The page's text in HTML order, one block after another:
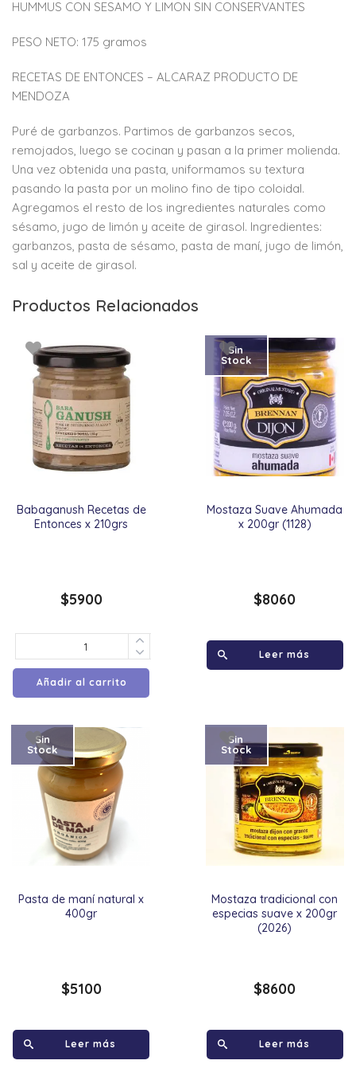
HUMMUS CON SESAMO Y LIMON SIN CONSERVANTES
PESO NETO: 175 gramos
RECETAS DE ENTONCES – ALCARAZ PRODUCTO DE
MENDOZA
Puré de garbanzos. Partimos de garbanzos secos,
remojados, luego se cocinan y pasan a la primer molienda.
Una vez obtenida una pasta, uniformamos su textura
pasando la pasta por un molino fino de tipo coloidal.
Agregamos el resto de los ingredientes naturales como
sésamo, jugo de limón y aceite de girasol. Ingredientes:
garbanzos, pasta de sésamo, pasta de maní, jugo de limón,
sal y aceite de girasol.
Productos Relacionados
Babaganush Recetas de
Entonces x 210grs
$5900
Añadir al carrito
Mostaza Suave Ahumada
x 200gr (1128)
Sin
Stock
$8060
Leer más
Pasta de maní natural x
400gr
Sin
Stock
$5100
Leer más
Mostaza tradicional con
especias suave x 200gr
(2026)
Sin
Stock
$8600
Leer más